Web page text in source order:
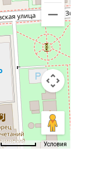
Условия